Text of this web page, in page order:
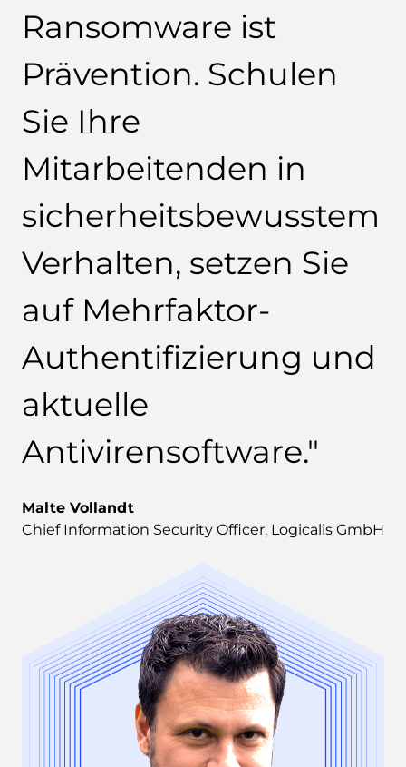
Ransomware ist
Prävention. Schulen
Sie Ihre
Mitarbeitenden in
sicherheitsbewusstem
Verhalten, setzen Sie
auf Mehrfaktor-
Authentifizierung und
aktuelle
Antivirensoftware."
Malte Vollandt
Chief Information Security Officer, Logicalis GmbH